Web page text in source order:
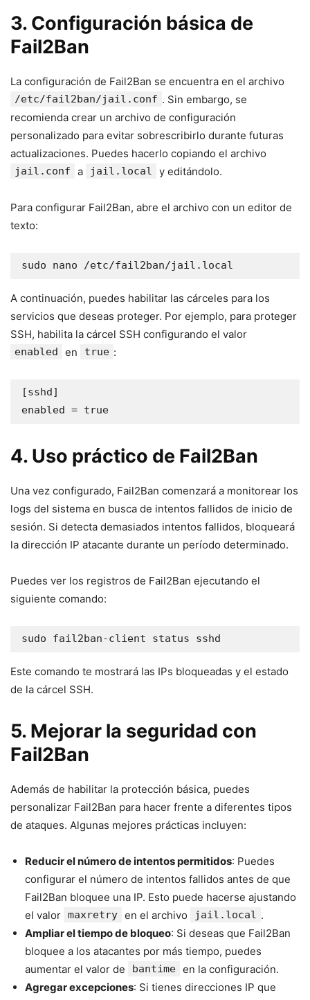
3. Configuración básica de
Fail2Ban
La configuración de Fail2Ban se encuentra en el archivo
/etc/fail2ban/jail.conf . Sin embargo, se
recomienda crear un archivo de configuración
personalizado para evitar sobrescribirlo durante futuras
actualizaciones. Puedes hacerlo copiando el archivo
jail.conf a jail.local y editándolo.
Para configurar Fail2Ban, abre el archivo con un editor de
texto:
sudo nano /etc/fail2ban/jail.local
A continuación, puedes habilitar las cárceles para los
servicios que deseas proteger. Por ejemplo, para proteger
SSH, habilita la cárcel SSH configurando el valor
enabled en true :
[sshd]
enabled = true
4. Uso práctico de Fail2Ban
Una vez configurado, Fail2Ban comenzará a monitorear los
logs del sistema en busca de intentos fallidos de inicio de
sesión. Si detecta demasiados intentos fallidos, bloqueará
la dirección IP atacante durante un período determinado.
Puedes ver los registros de Fail2Ban ejecutando el
siguiente comando:
sudo fail2ban-client status sshd
Este comando te mostrará las IPs bloqueadas y el estado
de la cárcel SSH.
5. Mejorar la seguridad con
Fail2Ban
Además de habilitar la protección básica, puedes
personalizar Fail2Ban para hacer frente a diferentes tipos
de ataques. Algunas mejores prácticas incluyen:
Reducir el número de intentos permitidos: Puedes
configurar el número de intentos fallidos antes de que
Fail2Ban bloquee una IP. Esto puede hacerse ajustando
el valor maxretry en el archivo jail.local .
Ampliar el tiempo de bloqueo: Si deseas que Fail2Ban
bloquee a los atacantes por más tiempo, puedes
aumentar el valor de
bantime en la configuración.
Agregar excepciones: Si tienes direcciones IP que